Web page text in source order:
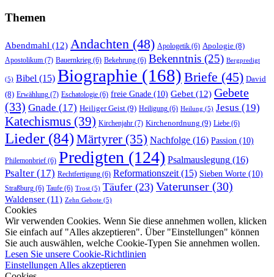
Themen
Abendmahl (12) Andachten (48) Apologetik (6) Apologie (8)
Apostolikum (7) Bauernkrieg (6) Bekehrung (6) Bekenntnis (25) Bergpredigt
(5) Bibel (15) Biographie (168) Briefe (45) David
(8) Erwählung (7) Eschatologie (6) freie Gnade (10) Gebet (12) Gebete
(33) Gnade (17) Heiliger Geist (9) Heiligung (6) Heilung (5) Jesus (19)
Katechismus (39) Kirchenjahr (7) Kirchenordnung (9) Liebe (6)
Lieder(84)Märtyrer (35) Nachfolge (16) Passion (10)
Philemonbrief (6) Predigten (124) Psalmauslegung (16)
Psalter (17) Rechtfertigung (6) Reformationszeit (15) Sieben Worte (10)
Straßburg (6) Taufe (6) Trost (5) Täufer (23) Vaterunser (30)
Waldenser (11) Zehn Gebote (5)
Cookies
Wir verwenden Cookies. Wenn Sie diese annehmen wollen, klicken
Sie einfach auf "Alles akzeptieren". Über "Einstellungen" können
Sie auch auswählen, welche Cookie-Typen Sie annehmen wollen.
Lesen Sie unsere Cookie-Richtlinien
Einstellungen Alles akzeptieren